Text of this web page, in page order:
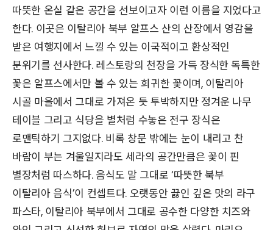
따뜻한 온실 같은 공간을 선보이고자 이런 이름을 지었다고
한다. 이곳은 이탈리아 북부 알프스 산의 산장에서 영감을
받은 여행지에서 느낄 수 있는 이국적이고 환상적인
분위기를 선사한다. 레스토랑의 천장을 가득 장식한 독특한
꽃은 알프스에서만 볼 수 있는 희귀한 꽃이며, 이탈리아
시골 마을에서 그대로 가져온 듯 투박하지만 정겨운 나무
테이블 그리고 식당을 별처럼 수놓은 전구 장식은
로맨틱하기 그지없다. 비록 창문 밖에는 눈이 내리고 찬
바람이 부는 겨울일지라도 세라의 공간만큼은 꽃이 핀
별장처럼 따스하다. 음식도 말 그대로 ‘따뜻한 북부
이탈리아 음식’이 컨셉트다. 오랫동안 끓인 깊은 맛의 라구
파스타, 이탈리아 북부에서 그대로 공수한 다양한 치즈와